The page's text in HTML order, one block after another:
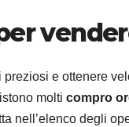
e ottenere
molti compro
nell’elenco degli